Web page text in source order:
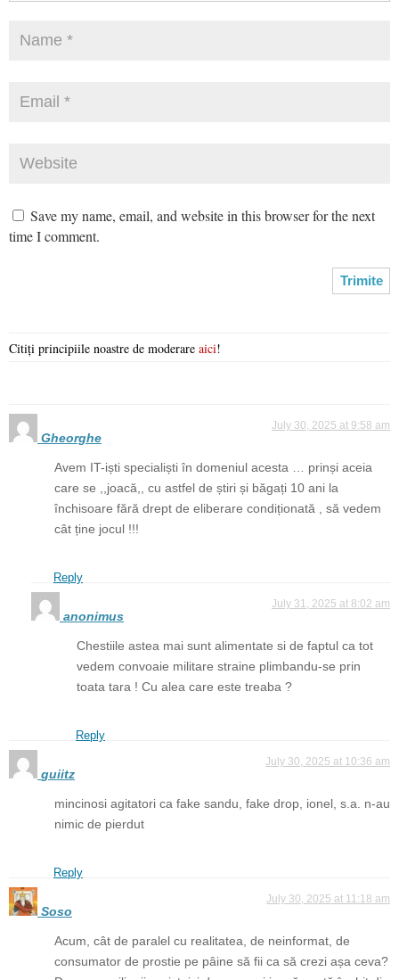
Save my name, email, and website in this browser for the next
time I comment.
Citiți principiile noastre de moderare aici!
Gheorghe
July 30, 2025 at 9:58 am
Avem IT-iști specialiști în domeniul acesta … prinși aceia
care se ,,joacă,, cu astfel de știri și băgați 10 ani la
închisoare fără drept de eliberare condiționată , să vedem
cât ține jocul !!!
Reply
anonimus
July 31, 2025 at 8:02 am
Chestiile astea mai sunt alimentate si de faptul ca tot
vedem convoaie militare straine plimbandu-se prin
toata tara ! Cu alea care este treaba ?
Reply
guiitz
July 30, 2025 at 10:36 am
mincinosi agitatori ca fake sandu, fake drop, ionel, s.a. n-au
nimic de pierdut
Reply
Soso
July 30, 2025 at 11:18 am
Acum, cât de paralel cu realitatea, de neinformat, de
consumator de prostie pe pâine să fii ca să crezi așa ceva?